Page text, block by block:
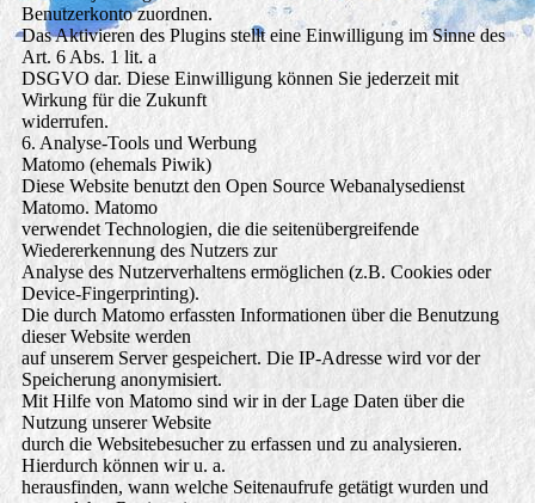
Benutzerkonto zuordnen.
Das Aktivieren des Plugins stellt eine Einwilligung im Sinne des
Art. 6 Abs. 1 lit. a
DSGVO dar. Diese Einwilligung können Sie jederzeit mit
Wirkung für die Zukunft
widerrufen.
6. Analyse-Tools und Werbung
Matomo (ehemals Piwik)
Diese Website benutzt den Open Source Webanalysedienst
Matomo. Matomo
verwendet Technologien, die die seitenübergreifende
Wiedererkennung des Nutzers zur
Analyse des Nutzerverhaltens ermöglichen (z.B. Cookies oder
Device-Fingerprinting).
Die durch Matomo erfassten Informationen über die Benutzung
dieser Website werden
auf unserem Server gespeichert. Die IP-Adresse wird vor der
Speicherung anonymisiert.
Mit Hilfe von Matomo sind wir in der Lage Daten über die
Nutzung unserer Website
durch die Websitebesucher zu erfassen und zu analysieren.
Hierdurch können wir u. a.
herausfinden, wann welche Seitenaufrufe getätigt wurden und